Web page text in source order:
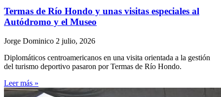
Termas de Río Hondo y unas visitas especiales al
Autódromo y el Museo
Jorge Dominico 2 julio, 2026
Diplomáticos centroamericanos en una visita orientada a la gestión
del turismo deportivo pasaron por Termas de Río Hondo.
Leer más »